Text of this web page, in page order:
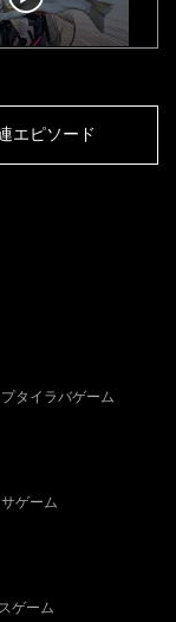
エピソード
タイラバゲーム
ゲーム
ゲーム